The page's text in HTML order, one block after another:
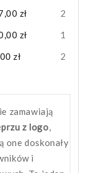
zł
2
zł
1
zł
2
zamawiają
z logo,
one doskonały
i